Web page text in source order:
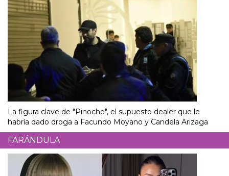
La figura clave de "Pinocho", el supuesto dealer que le
habría dado droga a Facundo Moyano y Candela Arizaga
FARÁNDULA